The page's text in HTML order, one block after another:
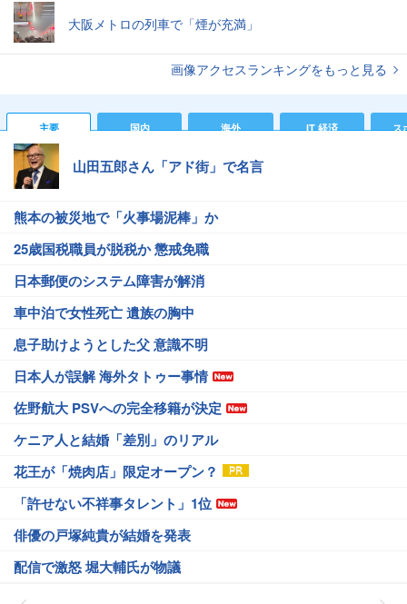
大阪メトロの列車で「煙が充満」
画像アクセスランキングをもっと見る
主要 国内 海外 IT 経済 ス
山田五郎さん「アド街」で名言
熊本の被災地で「火事場泥棒」か
25歳国税職員が脱税か 懲戒免職
日本郵便のシステム障害が解消
車中泊で女性死亡 遺族の胸中
息子助けようとした父 意識不明
日本人が誤解 海外タトゥー事情
佐野航大 PSVへの完全移籍が決定
ケニア人と結婚「差別」のリアル
花王が「焼肉店」限定オープン？
「許せない不祥事タレント」1位
俳優の戸塚純貴が結婚を発表
配信で激怒 堀大輔氏が物議